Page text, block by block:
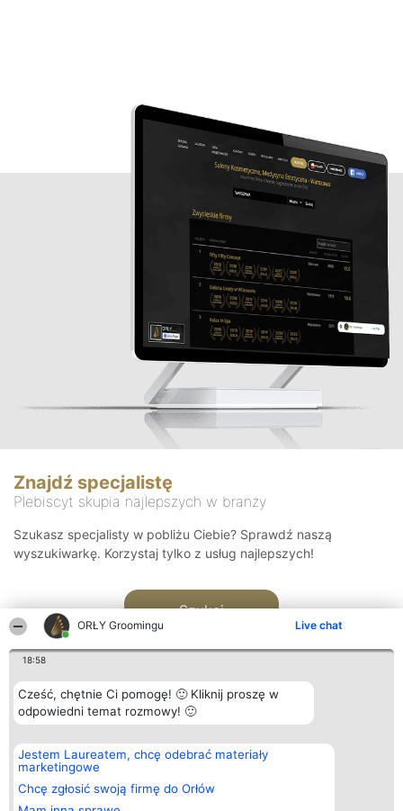
ORŁY Groomingu Live chat
18:58
Cześć, chętnie Ci pomogę! 🙂 Kliknij proszę w
odpowiedni temat rozmowy! 🙂
Jestem Laureatem, chcę odebrać materiały
marketingowe
Chcę zgłosić swoją firmę do Orłów
Znajdź specjalistę
Plebiscyt skupia najlepszych w branży
Szukasz specjalisty w pobliżu Ciebie? Sprawdź naszą
wyszukiwarkę. Korzystaj tylko z usług najlepszych!
Szukaj
Organizator plebiscytu
Bright Side Solutions sp. z o.
o. sp. k.
ul. Ruska 22
Wrocław 50-079
Plebiscyt
Laureaci
wszystkich
Laureatów
Kontakt
Kontakt